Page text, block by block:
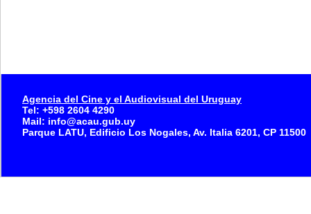
Agencia del Cine y el Audiovisual del Uruguay
Tel: +598 2604 4290
Mail: info@acau.gub.uy
Parque LATU, Edificio Los Nogales, Av. Italia 6201, CP 11500